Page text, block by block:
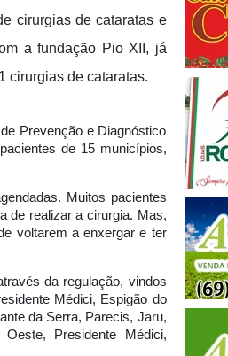
cirurgias de cataratas e
a fundação Pio XII, já
cirurgias de cataratas.
Prevenção e Diagnóstico
de 15 municípios,
Muitos pacientes
de realizar a cirurgia. Mas,
voltarem a enxergar e ter
da regulação, vindos
Médici, Espigão do
da Serra, Parecis, Jaru,
Presidente Médici,